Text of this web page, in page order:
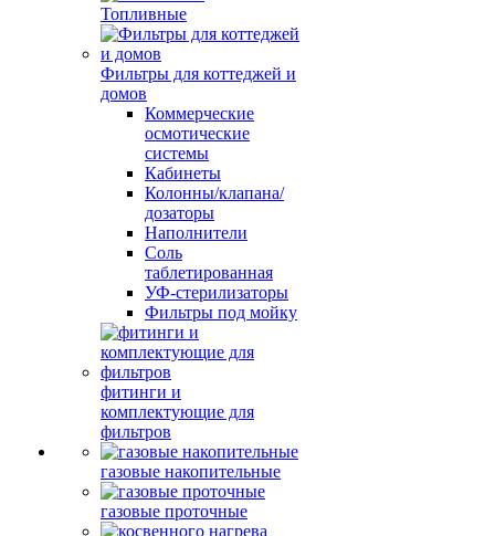
Топливные
Фильтры для коттеджей и
домов
Коммерческие
осмотические
системы
Кабинеты
Колонны/клапана/
дозаторы
Наполнители
Соль
таблетированная
УФ-стерилизаторы
Фильтры под мойку
фитинги и
комплектующие для
фильтров
газовые накопительные
газовые проточные